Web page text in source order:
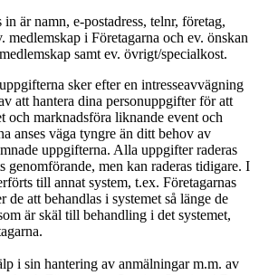
är namn, e-postadress, telnr, företag,
medlemskap i Företagarna och ev. önskan
samt ev. övrigt/specialkost.
sker efter en intresseavvägning
att hantera dina personuppgifter för att
och marknadsföra liknande event och
anses väga tyngre än ditt behov av
uppgifterna. Alla uppgifter raderas
genomförande, men kan raderas tidigare. I
till annat system, t.ex. Företagarnas
de att behandlas i systemet så länge de
är skäl till behandling i det systemet,
i sin hantering av anmälningar m.m. av